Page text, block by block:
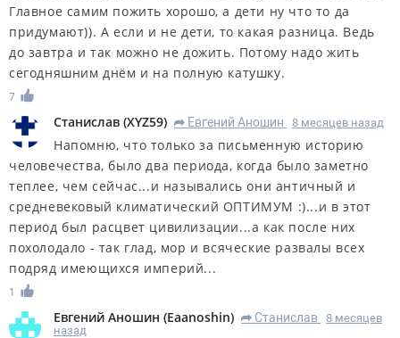
Главное самим пожить хорошо, а дети ну что то да
придумают)). А если и не дети, то какая разница. Ведь
до завтра и так можно не дожить. Потому надо жить
сегодняшним днём и на полную катушку.
7
Станислав (XYZ59) R Евгений Аношин 8 месяцев назад
Напомню, что только за письменную историю
человечества, было два периода, когда было заметно
теплее, чем сейчас...и назывались они античный и
средневековый климатический ОПТИМУМ :)...и в этот
период был расцвет цивилизации...а как после них
похолодало - так глад, мор и всяческие развалы всех
подряд имеющихся империй...
1
Евгений Аношин (Eaanoshin) R Станислав
8 месяцев
назад